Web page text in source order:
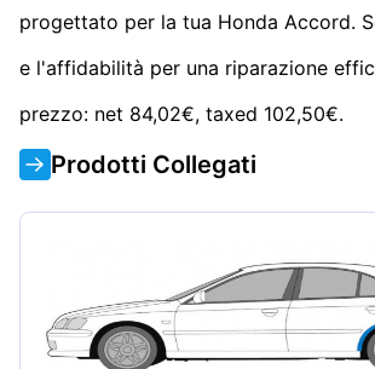
progettato per la tua Honda Accord.
e l'affidabilità per una riparazione
prezzo: net 84,02€, taxed 102,50€.
Prodotti Collegati